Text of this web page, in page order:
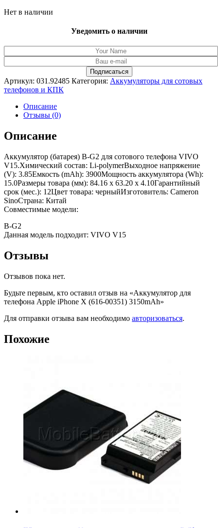
Нет в наличии
Уведомить о наличии
Артикул: 031.92485 Категория: Аккумуляторы для сотовых
телефонов и КПК
Описание
Отзывы (0)
Описание
Аккумулятор (батарея) B-G2 для сотового телефона VIVO
V15.Химический состав: Li-polymerВыходное напряжение
(V): 3.85Емкость (mAh): 3900Мощность аккумулятора (Wh):
15.0Размеры товара (мм): 84.16 x 63.20 x 4.10Гарантийный
срок (мес.): 12Цвет товара: черныйИзготовитель: Cameron
SinoСтрана: Китай
Совместимые модели:
B-G2
Данная модель подходит: VIVO V15
Отзывы
Отзывов пока нет.
Будьте первым, кто оставил отзыв на «Аккумулятор для
телефона Apple iPhone X (616-00351) 3150mAh»
Для отправки отзыва вам необходимо авторизоваться.
Похожие